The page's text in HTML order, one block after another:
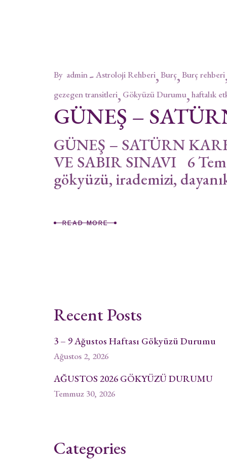
By admin Astroloji Rehberi Burç Burç rehberi
gezegen transitleri Gökyüzü Durumu haftalık
GÜNEŞ –
GÜNEŞ – SATÜRN
VE SABIR SINAVI 6
gökyüzü, irademizi,
READ MORE
Recent Posts
3 – 9 Ağustos Haftası Gökyüzü Durumu
Ağustos 2, 2026
AĞUSTOS 2026 GÖKYÜZÜ DURUMU
Temmuz 30, 2026
Categories